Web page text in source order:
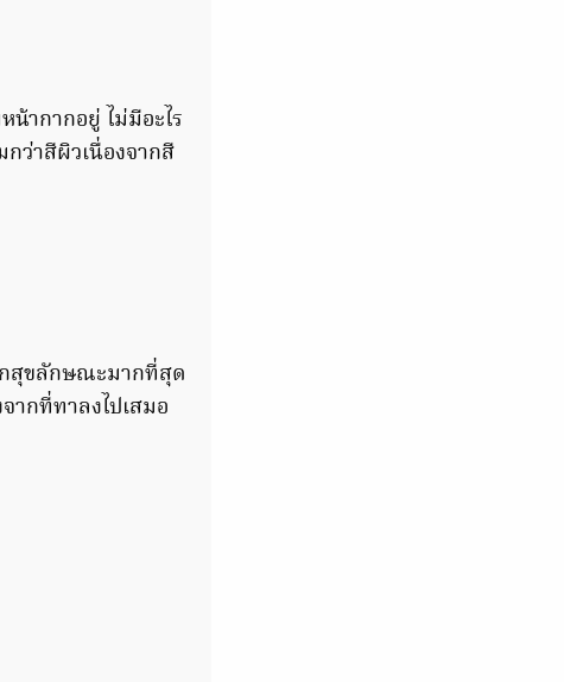
ากากอยู่ ไม่มีอะไร
ว่าสีผิวเนื่องจากสี
กสุขลักษณะมากที่สุด
ากที่ทาลงไปเสมอ